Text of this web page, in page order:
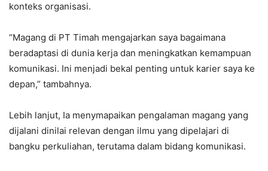
konteks organisasi.
“Magang di PT Timah mengajarkan saya bagaimana
beradaptasi di dunia kerja dan meningkatkan kemampuan
komunikasi. Ini menjadi bekal penting untuk karier saya ke
depan,” tambahnya.
Lebih lanjut, Ia menymapaikan pengalaman magang yang
dijalani dinilai relevan dengan ilmu yang dipelajari di
bangku perkuliahan, terutama dalam bidang komunikasi.